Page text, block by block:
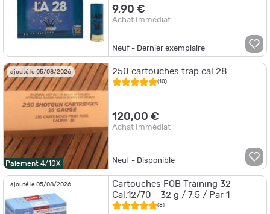
9,90 €
Achat Immédiat
Neuf - Dernier exemplaire
ajouté le 05/08/2026
Paiement 4/10X
250 cartouches trap cal 28
(10)
120,00 €
Achat Immédiat
Neuf - Disponible
ajouté le 05/08/2026
Cartouches FOB Training 32 -
Cal.12/70 - 32 g / 7,5 / Par 1
(8)